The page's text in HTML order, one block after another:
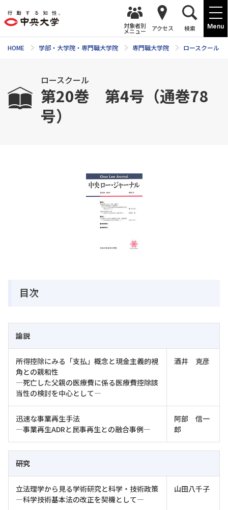
Menu
対象者別
メニュー アクセス 検索
HOME 学部・大学院・専門職大学院 専門職大学院 ロースクール
ロースクール
第20巻 第4号（通巻78
号）
目次
論説
所得控除にみる「支払」概念と現金主義的視
角との親和性
―死亡した父親の医療費に係る医療費控除該
当性の検討を中心として―
酒井 克彦
迅速な事業再生手法
―事業再生ADRと民事再生との融合事例―
阿部 信一
郎
研究
立法理学から見る学術研究と科学・技術政策
―科学技術基本法の改正を契機として―
山田八千子